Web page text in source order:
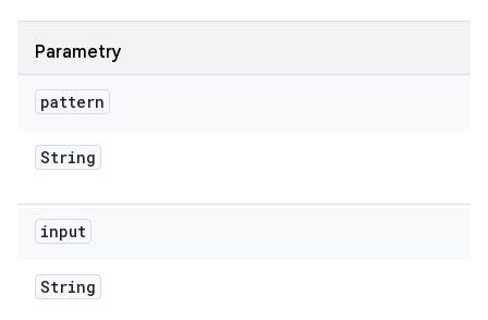
Parametry
pattern
String
input
String